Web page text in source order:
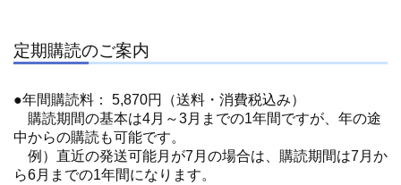
定期購読のご案内
●年間購読料： 5,870円（送料・消費税込み）
購読期間の基本は4月～3月までの1年間ですが、年の途
中からの購読も可能です。
例）直近の発送可能月が7月の場合は、購読期間は7月か
ら6月までの1年間になります。